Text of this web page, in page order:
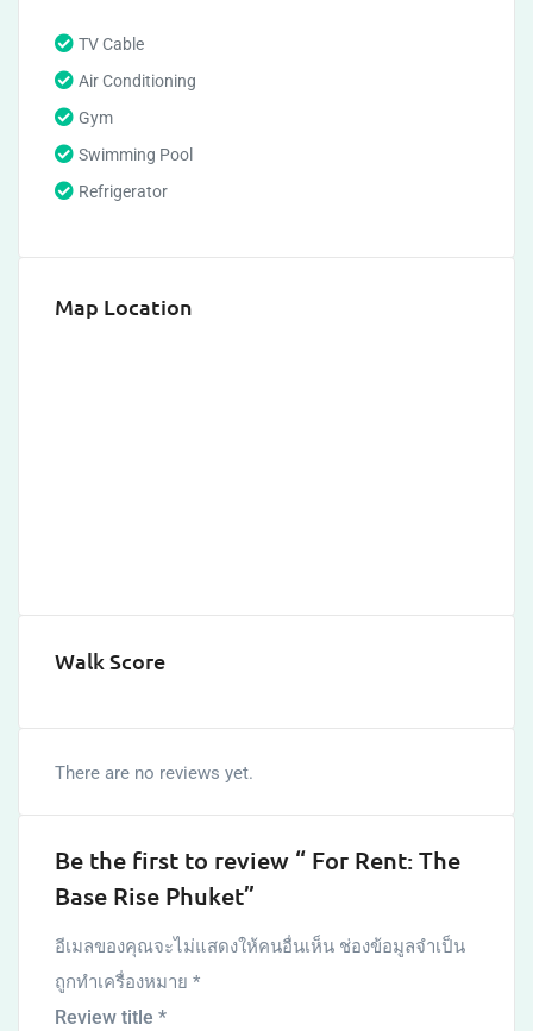
TV Cable
Air Conditioning
Gym
Swimming Pool
Refrigerator
Map Location
Walk Score
There are no reviews yet.
Be the first to review “ For Rent: The
Base Rise Phuket​”
อีเมลของคุณจะไม่แสดงให้คนอื่นเห็น ช่องข้อมูลจำเป็น
ถูกทำเครื่องหมาย *
Review title *